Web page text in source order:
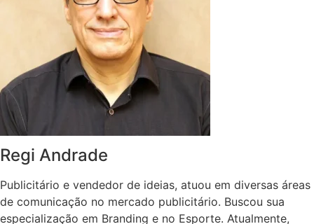
Regi Andrade
Publicitário e vendedor de ideias, atuou em diversas áreas
de comunicação no mercado publicitário. Buscou sua
especialização em Branding e no Esporte. Atualmente,